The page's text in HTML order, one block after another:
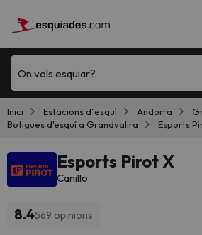
On vols esquiar?
Inici Estacions d´esquí Andorra
Botigues d'esquí a Grandvalira
Esports
Esports Pirot X
Canillo
8.4569 opinions